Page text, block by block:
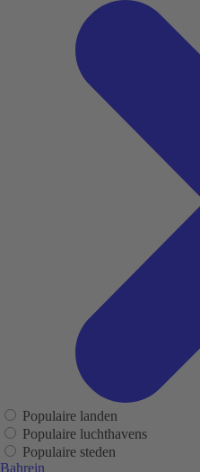
Populaire landen
Populaire luchthavens
Populaire steden
Bahrein